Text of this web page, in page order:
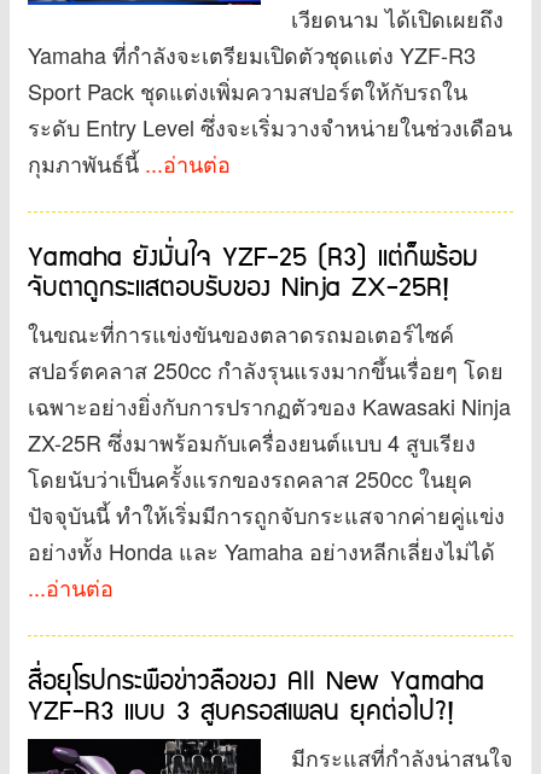
เวียดนาม ได้เปิดเผยถึง
Yamaha ที่กำลังจะเตรียมเปิดตัวชุดแต่ง YZF-R3
Sport Pack ชุดแต่งเพิ่มความสปอร์ตให้กับรถใน
ระดับ Entry Level ซึ่งจะเริ่มวางจำหน่ายในช่วงเดือน
กุมภาพันธ์นี้ ...อ่านต่อ
Yamaha ยังมั่นใจ YZF-25 (R3) แต่ก็พร้อม
จับตาดูกระแสตอบรับของ Ninja ZX-25R!
ในขณะที่การแข่งขันของตลาดรถมอเตอร์ไซค์
สปอร์ตคลาส 250cc กำลังรุนแรงมากขึ้นเรื่อยๆ โดย
เฉพาะอย่างยิ่งกับการปรากฏตัวของ Kawasaki Ninja
ZX-25R ซึ่งมาพร้อมกับเครื่องยนต์แบบ 4 สูบเรียง
โดยนับว่าเป็นครั้งแรกของรถคลาส 250cc ในยุค
ปัจจุบันนี้ ทำให้เริ่มมีการถูกจับกระแสจากค่ายคู่แข่ง
อย่างทั้ง Honda และ Yamaha อย่างหลีกเลี่ยงไม่ได้
...อ่านต่อ
สื่อยุโรปกระพือข่าวลือของ All New Yamaha
YZF-R3 แบบ 3 สูบครอสเพลน ยุคต่อไป?!
มีกระแสที่กำลังน่าสนใจ